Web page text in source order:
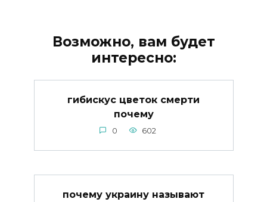
Возможно, вам будет
интересно:
гибискус цветок смерти
почему
0 602
почему украину называют